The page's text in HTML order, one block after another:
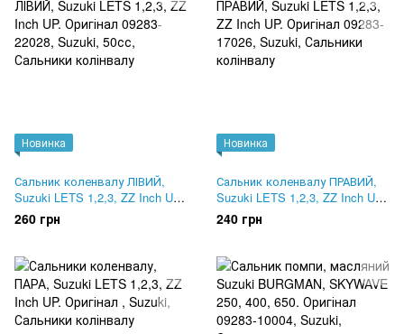
Новинка
Сальник коленвалу ЛІВИЙ,
Suzuki LETS 1,2,3, ZZ Inch UP.
Оригінал 09283-22028
260 грн
Новинка
Сальник коленвалу ПРАВИЙ,
Suzuki LETS 1,2,3, ZZ Inch UP.
Оригінал 09283-17026
240 грн